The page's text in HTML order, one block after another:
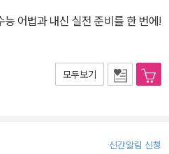
어법과 내신 실전 준비를 한 번에!
모두보기
신간알림 신청